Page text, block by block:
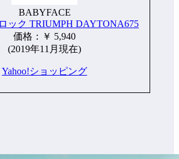
BABYFACE
ック TRIUMPH DAYTONA675
価格：￥ 5,940
(2019年11月現在)
Yahoo!ショッピング